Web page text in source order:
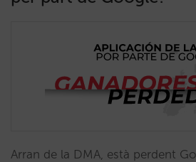
Arran de la DMA, està perdent